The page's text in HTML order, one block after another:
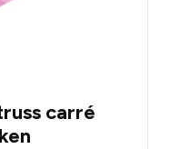
carré